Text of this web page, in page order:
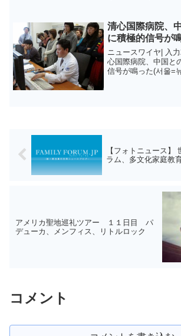
清心国際病院、
に積極的信号が
ニュースワイヤ| 入
心国際病院、中国と
信号が鳴った(서울=
【フォトニュース】
ラム、多文化家庭教
アメリカ聖地巡礼ツアー １１日目 パ
デューカ、メンフィス、リトルロック
コメント